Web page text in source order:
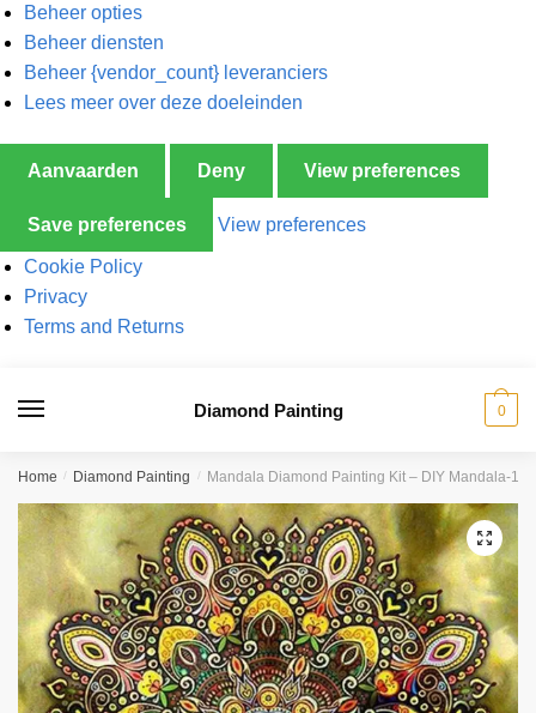
Beheer opties
Beheer diensten
Beheer {vendor_count} leveranciers
Lees meer over deze doeleinden
Aanvaarden Deny View preferences
Save preferences View preferences
Cookie Policy
Privacy
Terms and Returns
Diamond Painting 0
Home / Diamond Painting / Mandala Diamond Painting Kit – DIY Mandala-15
🔍